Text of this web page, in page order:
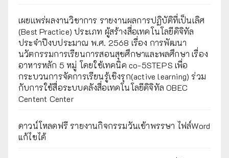
เผยเเพร่ผลงานวิชาการ รายงานผลการปฏิบัติที่เป็นเลิศ
(Best Practice) ประเภท ผู้สร้างสื่อเทคโนโลยีดิจิทัล
ประจำปีงบประมาณ พ.ศ. 2568 เรื่อง การพัฒนา
นวัตกรรมการเรียนการสอนสุขศึกษาและพลศึกษา เรื่อง
อาหารหลัก 5 หมู่ โดยใช้เทคนิค co-5STEPS เพื่อ
กระบวนการจัดการเรียนรู้เชิงรุก(active learning) ร่วม
กับการใช้สื่อระบบคลังสื่อเทคโนโลยีดิจิทัล OBEC
Centent Center
ดาวน์โหลดฟรี รายงานกิจกรรมวันเข้าพรรษา ไฟล์Word
แก้ไขได้